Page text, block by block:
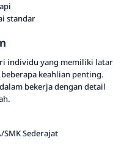
standar
individu yang memiliki latar
keahlian penting.
bekerja dengan detail
Sederajat